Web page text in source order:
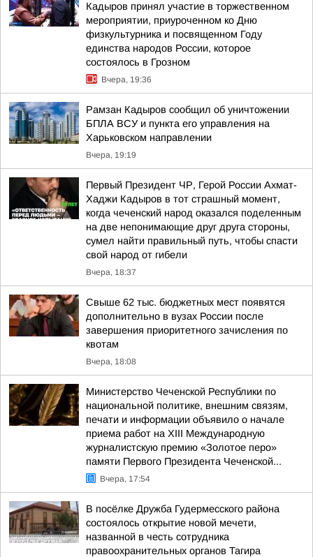
Кадыров принял участие в торжественном
мероприятии, приуроченном ко Дню
физкультурника и посвященном Году
единства народов России, которое
состоялось в Грозном
Вчера, 19:36
Рамзан Кадыров сообщил об уничтожении
БПЛА ВСУ и пункта его управления на
Харьковском направлении
Вчера, 19:19
Первый Президент ЧР, Герой России Ахмат-
Хаджи Кадыров в тот страшный момент,
когда чеченский народ оказался поделенным
на две непонимающие друг друга стороны,
сумел найти правильный путь, чтобы спасти
свой народ от гибели
Вчера, 18:37
Свыше 62 тыс. бюджетных мест появятся
дополнительно в вузах России после
завершения приоритетного зачисления по
квотам
Вчера, 18:08
Министерство Чеченской Республики по
национальной политике, внешним связям,
печати и информации объявило о начале
приема работ на XIII Международную
журналистскую премию «Золотое перо»
памяти Первого Президента Чеченской...
Вчера, 17:54
В посёлке Дружба Гудермесского района
состоялось открытие новой мечети,
названной в честь сотрудника
правоохранительных органов Тагира